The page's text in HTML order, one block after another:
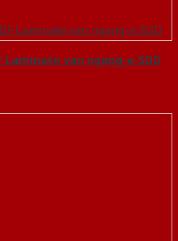
Laminate van ngang-a-SGD